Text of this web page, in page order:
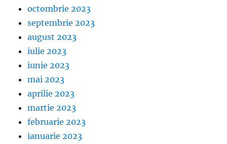
octombrie 2023
septembrie 2023
august 2023
iulie 2023
iunie 2023
mai 2023
aprilie 2023
martie 2023
februarie 2023
ianuarie 2023